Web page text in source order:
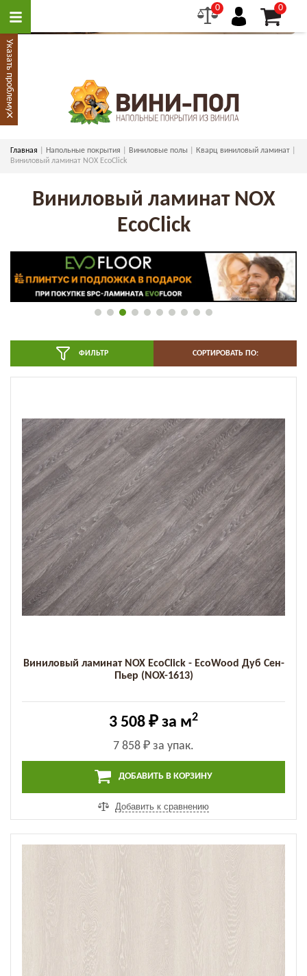
0 0
Главная Напольные покрытия Виниловые полы
Кварц виниловый ламинат
Виниловый ламинат NOX EcoClick
Виниловый ламинат NOX
EcoClick
ФИЛЬТР СОРТИРОВАТЬ ПО:
Виниловый ламинат NOX EcoClick - EcoWood Дуб Сен-
Пьер (NOX-1613)
3 508 ₽ за м2
7 858 ₽ за упак.
ДОБАВИТЬ В КОРЗИНУ
Добавить к сравнению
Указать проблему
×